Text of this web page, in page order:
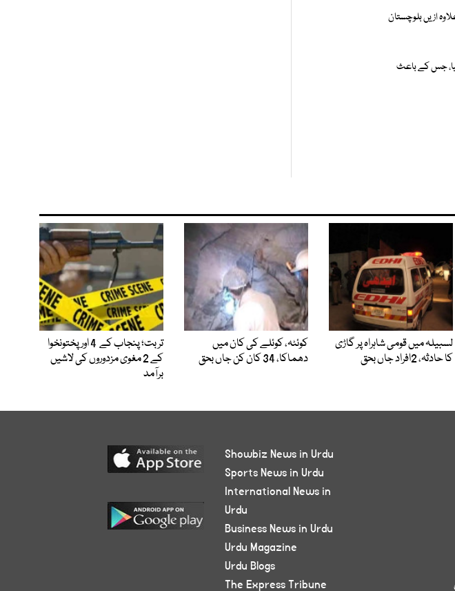
ازیں بلوچستان
جس کے باعث
لسبیلہ میں قومی شاہراہ پر گاڑی
کا حادثہ، 2افراد جاں بحق
کوئٹہ، کوئلے کی کان میں
دھماکا، 34 کان کن جاں بحق
تربت؛ پنجاب کے 4 اور پختونخوا
کے 2 مغوی مزدوروں کی لاشیں
برآمد
Showbiz News in Urdu
Sports News in Urdu
International News in
Urdu
Business News in Urdu
Urdu Magazine
Urdu Blogs
The Express Tribune